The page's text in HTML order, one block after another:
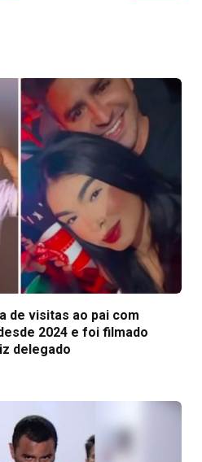
de visitas ao pai com
2024 e foi filmado
delegado